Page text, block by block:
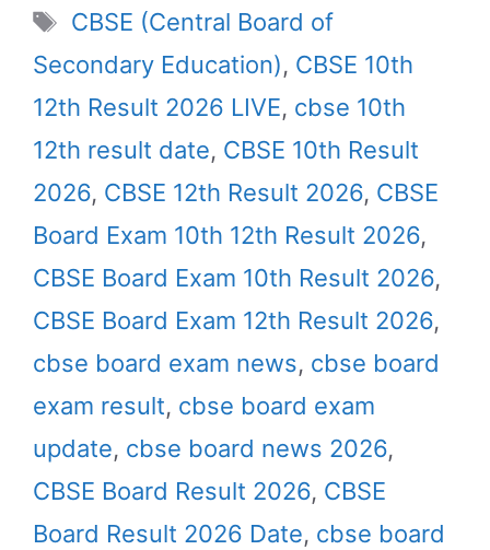
Tags
CBSE (Central Board of
Secondary Education), CBSE 10th
12th Result 2026 LIVE, cbse 10th
12th result date, CBSE 10th Result
2026, CBSE 12th Result 2026, CBSE
Board Exam 10th 12th Result 2026,
CBSE Board Exam 10th Result 2026,
CBSE Board Exam 12th Result 2026,
cbse board exam news, cbse board
exam result, cbse board exam
update, cbse board news 2026,
CBSE Board Result 2026, CBSE
Board Result 2026 Date, cbse board